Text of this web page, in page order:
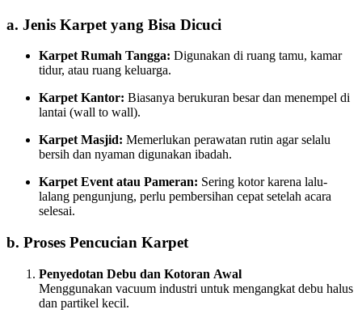
a. Jenis Karpet yang Bisa Dicuci
Karpet Rumah Tangga: Digunakan di ruang tamu, kamar
tidur, atau ruang keluarga.
Karpet Kantor: Biasanya berukuran besar dan menempel di
lantai (wall to wall).
Karpet Masjid: Memerlukan perawatan rutin agar selalu
bersih dan nyaman digunakan ibadah.
Karpet Event atau Pameran: Sering kotor karena lalu-
lalang pengunjung, perlu pembersihan cepat setelah acara
selesai.
b. Proses Pencucian Karpet
Penyedotan Debu dan Kotoran Awal
Menggunakan vacuum industri untuk mengangkat debu halus
dan partikel kecil.